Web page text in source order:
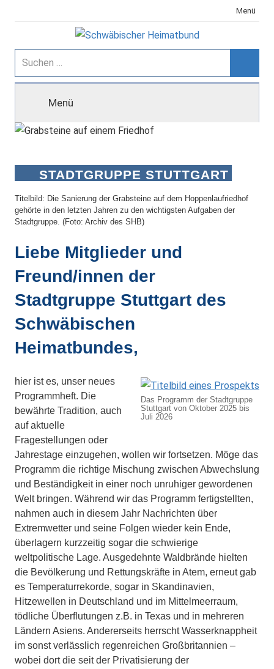
Inhalt
Menü
Schwäbischer
Heimatbund
Suchen
nach:
Menü
STADTGRUPPE STUTTGART
Titelbild: Die Sanierung der Grabsteine auf dem Hoppenlaufriedhof
gehörte in den letzten Jahren zu den wichtigsten Aufgaben der
Stadtgruppe. (Foto: Archiv des SHB)
Liebe Mitglieder und
Freund/innen der
Stadtgruppe Stuttgart des
Schwäbischen
Heimatbundes,
Das Programm der Stadtgruppe
Stuttgart von Oktober 2025 bis
Juli 2026
hier ist es, unser neues
Programmheft. Die
bewährte Tradition, auch
auf aktuelle
Fragestellungen oder
Jahrestage einzugehen, wollen wir fortsetzen. Möge das
Programm die richtige Mischung zwischen Abwechslung
und Beständigkeit in einer noch unruhiger gewordenen
Welt bringen. Während wir das Programm fertigstellten,
nahmen auch in diesem Jahr Nachrichten über
Extremwetter und seine Folgen wieder kein Ende,
überlagern kurzzeitig sogar die schwierige
weltpolitische Lage. Ausgedehnte Waldbrände hielten
die Bevölkerung und Rettungskräfte in Atem, erneut gab
es Temperaturrekorde, sogar in Skandinavien,
Hitzewellen in Deutschland und im Mittelmeerraum,
tödliche Überflutungen z.B. in Texas und in mehreren
Ländern Asiens. Andererseits herrscht Wasserknappheit
im sonst verlässlich regenreichen Großbritannien –
wobei dort die seit der Privatisierung der